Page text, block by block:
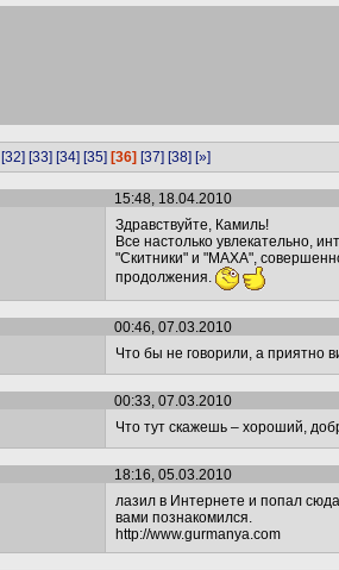
[32] [33] [34] [35] [36] [37] [38] [»]
15:48, 18.04.2010
Здравствуйте, Камиль!
Все настолько увлекательно,
"Скитники" и "МАХА",
продолжения.
00:46, 07.03.2010
Что бы не говорили, а приятно
00:33, 07.03.2010
Что тут скажешь – хороший,
18:16, 05.03.2010
лазил в Интернете и попал
вами познакомился.
http://www.gurmanya.com